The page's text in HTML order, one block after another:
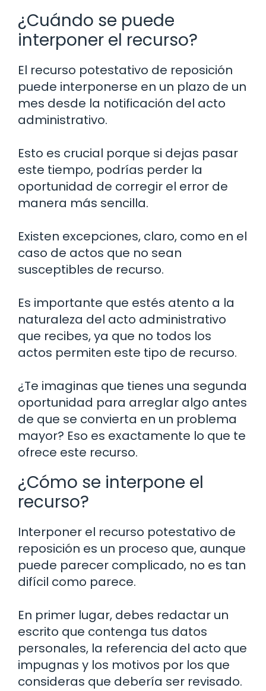
¿Cuándo se puede
interponer el recurso?
El recurso potestativo de reposición
puede interponerse en un plazo de un
mes desde la notificación del acto
administrativo.
Esto es crucial porque si dejas pasar
este tiempo, podrías perder la
oportunidad de corregir el error de
manera más sencilla.
Existen excepciones, claro, como en el
caso de actos que no sean
susceptibles de recurso.
Es importante que estés atento a la
naturaleza del acto administrativo
que recibes, ya que no todos los
actos permiten este tipo de recurso.
¿Te imaginas que tienes una segunda
oportunidad para arreglar algo antes
de que se convierta en un problema
mayor? Eso es exactamente lo que te
ofrece este recurso.
¿Cómo se interpone el
recurso?
Interponer el recurso potestativo de
reposición es un proceso que, aunque
puede parecer complicado, no es tan
difícil como parece.
En primer lugar, debes redactar un
escrito que contenga tus datos
personales, la referencia del acto que
impugnas y los motivos por los que
consideras que debería ser revisado.